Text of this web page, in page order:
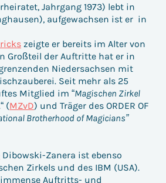
Jahrgang 1973) lebt in
aufgewachsen ist er in
zeigte er bereits im Alter von
Großteil der Auftritte hat er in
Niedersachsen mit
Seit mehr als 25
Mitglied im “Magischen Zirkel
“ (MZvD) und Träger des ORDER OF
Brotherhood of Magicians”
Dibowski-Zanera ist ebenso
Zirkels und des IBM (USA).
Auftritts- und